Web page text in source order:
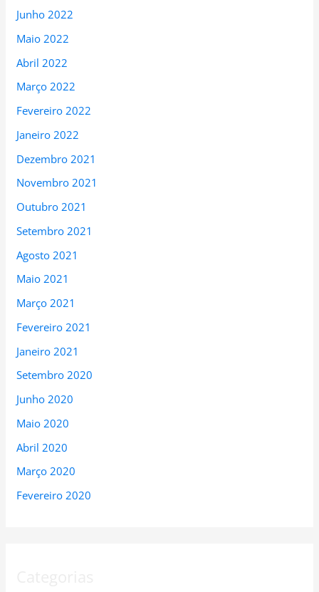
Junho 2022
Maio 2022
Abril 2022
Março 2022
Fevereiro 2022
Janeiro 2022
Dezembro 2021
Novembro 2021
Outubro 2021
Setembro 2021
Agosto 2021
Maio 2021
Março 2021
Fevereiro 2021
Janeiro 2021
Setembro 2020
Junho 2020
Maio 2020
Abril 2020
Março 2020
Fevereiro 2020